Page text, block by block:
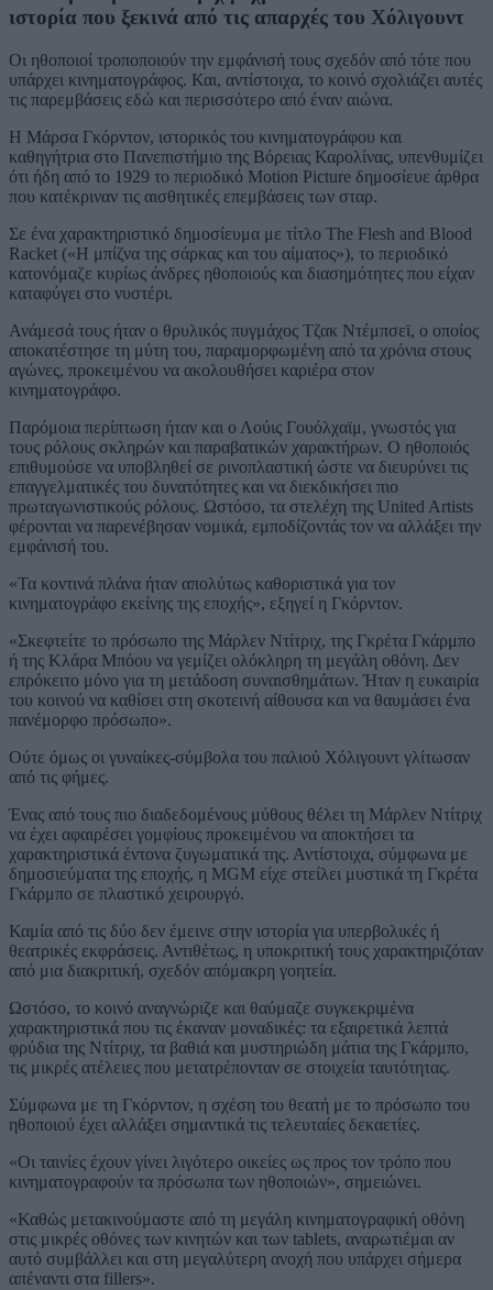
ιστορία που ξεκινά από τις απαρχές του Χόλιγουντ
Οι ηθοποιοί τροποποιούν την εμφάνισή τους σχεδόν από τότε που
υπάρχει κινηματογράφος. Και, αντίστοιχα, το κοινό σχολιάζει αυτές
τις παρεμβάσεις εδώ και περισσότερο από έναν αιώνα.
Η Μάρσα Γκόρντον, ιστορικός του κινηματογράφου και
καθηγήτρια στο Πανεπιστήμιο της Βόρειας Καρολίνας, υπενθυμίζει
ότι ήδη από το 1929 το περιοδικό Motion Picture δημοσίευε άρθρα
που κατέκριναν τις αισθητικές επεμβάσεις των σταρ.
Σε ένα χαρακτηριστικό δημοσίευμα με τίτλο The Flesh and Blood
Racket («Η μπίζνα της σάρκας και του αίματος»), το περιοδικό
κατονόμαζε κυρίως άνδρες ηθοποιούς και διασημότητες που είχαν
καταφύγει στο νυστέρι.
Ανάμεσά τους ήταν ο θρυλικός πυγμάχος Τζακ Ντέμπσεϊ, ο οποίος
αποκατέστησε τη μύτη του, παραμορφωμένη από τα χρόνια στους
αγώνες, προκειμένου να ακολουθήσει καριέρα στον
κινηματογράφο.
Παρόμοια περίπτωση ήταν και ο Λούις Γουόλχαϊμ, γνωστός για
τους ρόλους σκληρών και παραβατικών χαρακτήρων. Ο ηθοποιός
επιθυμούσε να υποβληθεί σε ρινοπλαστική ώστε να διευρύνει τις
επαγγελματικές του δυνατότητες και να διεκδικήσει πιο
πρωταγωνιστικούς ρόλους. Ωστόσο, τα στελέχη της United Artists
φέρονται να παρενέβησαν νομικά, εμποδίζοντάς τον να αλλάξει την
εμφάνισή του.
«Τα κοντινά πλάνα ήταν απολύτως καθοριστικά για τον
κινηματογράφο εκείνης της εποχής», εξηγεί η Γκόρντον.
«Σκεφτείτε το πρόσωπο της Μάρλεν Ντίτριχ, της Γκρέτα Γκάρμπο
ή της Κλάρα Μπόου να γεμίζει ολόκληρη τη μεγάλη οθόνη. Δεν
επρόκειτο μόνο για τη μετάδοση συναισθημάτων. Ήταν η ευκαιρία
του κοινού να καθίσει στη σκοτεινή αίθουσα και να θαυμάσει ένα
πανέμορφο πρόσωπο».
Ούτε όμως οι γυναίκες-σύμβολα του παλιού Χόλιγουντ γλίτωσαν
από τις φήμες.
Ένας από τους πιο διαδεδομένους μύθους θέλει τη Μάρλεν Ντίτριχ
να έχει αφαιρέσει γομφίους προκειμένου να αποκτήσει τα
χαρακτηριστικά έντονα ζυγωματικά της. Αντίστοιχα, σύμφωνα με
δημοσιεύματα της εποχής, η MGM είχε στείλει μυστικά τη Γκρέτα
Γκάρμπο σε πλαστικό χειρουργό.
Καμία από τις δύο δεν έμεινε στην ιστορία για υπερβολικές ή
θεατρικές εκφράσεις. Αντιθέτως, η υποκριτική τους χαρακτηριζόταν
από μια διακριτική, σχεδόν απόμακρη γοητεία.
Ωστόσο, το κοινό αναγνώριζε και θαύμαζε συγκεκριμένα
χαρακτηριστικά που τις έκαναν μοναδικές: τα εξαιρετικά λεπτά
φρύδια της Ντίτριχ, τα βαθιά και μυστηριώδη μάτια της Γκάρμπο,
τις μικρές ατέλειες που μετατρέπονταν σε στοιχεία ταυτότητας.
Σύμφωνα με τη Γκόρντον, η σχέση του θεατή με το πρόσωπο του
ηθοποιού έχει αλλάξει σημαντικά τις τελευταίες δεκαετίες.
«Οι ταινίες έχουν γίνει λιγότερο οικείες ως προς τον τρόπο που
κινηματογραφούν τα πρόσωπα των ηθοποιών», σημειώνει.
«Καθώς μετακινούμαστε από τη μεγάλη κινηματογραφική οθόνη
στις μικρές οθόνες των κινητών και των tablets, αναρωτιέμαι αν
αυτό συμβάλλει και στη μεγαλύτερη ανοχή που υπάρχει σήμερα
απέναντι στα fillers».